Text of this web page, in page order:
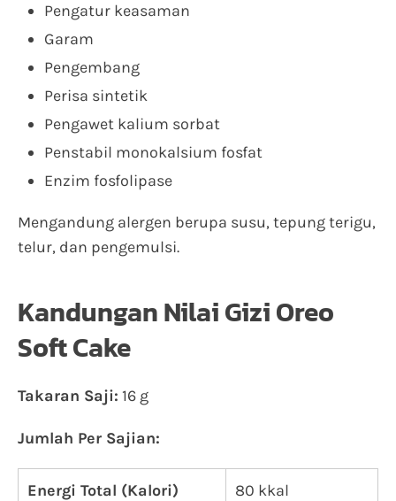
Pengatur keasaman
Garam
Pengembang
Perisa sintetik
Pengawet kalium sorbat
Penstabil monokalsium fosfat
Enzim fosfolipase
Mengandung alergen berupa susu, tepung terigu,
telur, dan pengemulsi.
Kandungan Nilai Gizi Oreo
Soft Cake
Takaran Saji: 16 g
Jumlah Per Sajian:
Energi Total (Kalori) 80 kkal